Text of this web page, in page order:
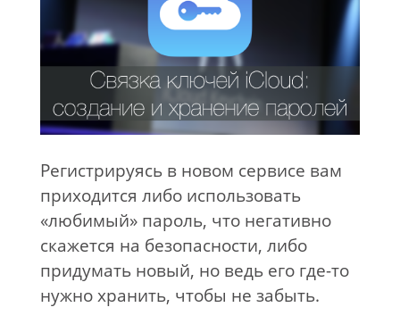
Регистрируясь в новом сервисе вам
приходится либо использовать
«любимый» пароль, что негативно
скажется на безопасности, либо
придумать новый, но ведь его где-то
нужно хранить, чтобы не забыть.